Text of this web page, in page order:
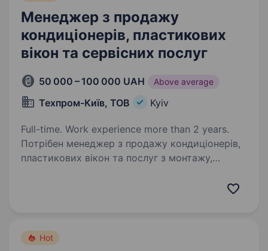
Менеджер з продажу
кондиціонерів, пластикових
вікон та сервісних послуг
50 000 – 100 000 UAH Above average
Техпром-Київ, ТОВ Kyiv
Full-time. Work experience more than 2 years.
Потрібен менеджер з продажу кондиціонерів,
пластикових вікон та послуг з монтажу,
Hot